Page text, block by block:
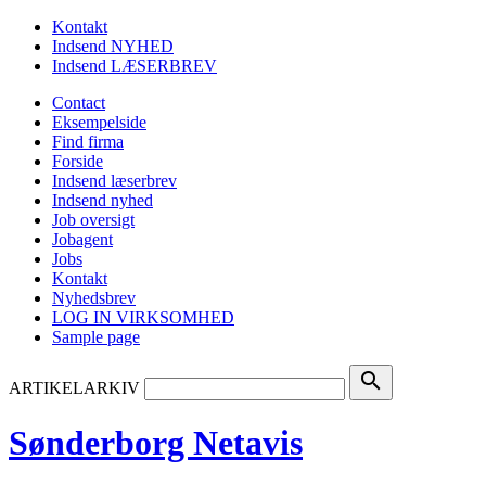
Kontakt
Indsend NYHED
Indsend LÆSERBREV
Contact
Eksempelside
Find firma
Forside
Indsend læserbrev
Indsend nyhed
Job oversigt
Jobagent
Jobs
Kontakt
Nyhedsbrev
LOG IN VIRKSOMHED
Sample page
ARTIKELARKIV search
Sønderborg Netavis